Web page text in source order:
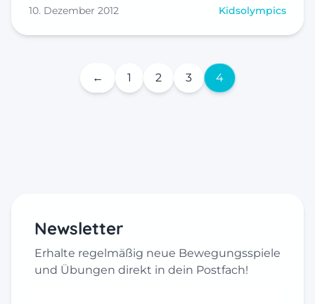
10. Dezember 2012 Kidsolympics
← 1 2 3 4
Newsletter
Erhalte regelmäßig neue Bewegungsspiele
und Übungen direkt in dein Postfach!